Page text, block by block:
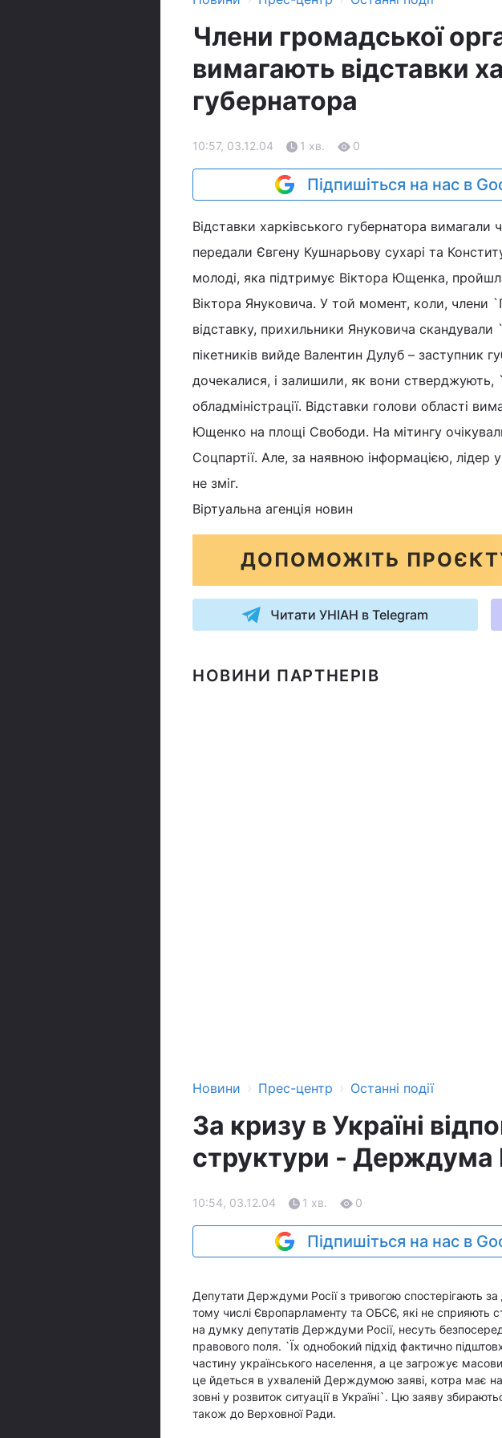
Члени громадської
вимагають відставки
губернатора
10:57, 03.12.04 1 хв. 0
Підпишіться на нас в
Відставки харківського губернатора вимагали
передали Євгену Кушнарьову сухарі та
молоді, яка підтримує Віктора Ющенка,
Віктора Януковича. У той момент, коли,
відставку, прихильники Януковича
пікетників вийде Валентин Дулуб – заступник
дочекалися, і залишили, як вони стверджують,
обладміністрації. Відставки голови області
Ющенко на площі Свободи. На мітингу
Соцпартії. Але, за наявною інформацією, лідер
не зміг.
Віртуальна агенція новин
ДОПОМОЖІТЬ
Читати УНІАН в Telegram
НОВИНИ ПАРТНЕРІВ
Новини › Прес-центр › Останні події
За кризу в Україні
структури - Держдума
10:54, 03.12.04 1 хв. 0
Підпишіться на нас в
Депутати Держдуми Росії з тривогою спостерігають за
тому числі Європарламенту та ОБСЄ, які не сприяють
на думку депутатів Держдуми Росії, несуть
правового поля. `Їх однобокий підхід фактично
частину українського населення, а це загрожує
це йдеться в ухваленій Держдумою заяві, котра має
зовні у розвиток ситуації в Україні`. Цю заяву
також до Верховної Ради.